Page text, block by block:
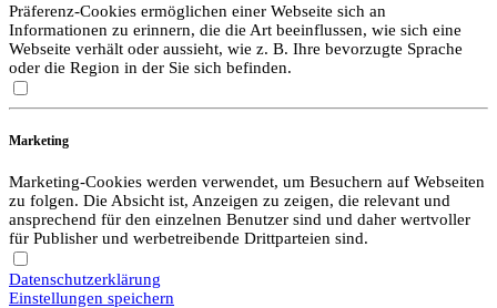
Präferenz-Cookies ermöglichen einer Webseite sich an
Informationen zu erinnern, die die Art beeinflussen, wie sich eine
Webseite verhält oder aussieht, wie z. B. Ihre bevorzugte Sprache
oder die Region in der Sie sich befinden.
Marketing
Marketing-Cookies werden verwendet, um Besuchern auf Webseiten
zu folgen. Die Absicht ist, Anzeigen zu zeigen, die relevant und
ansprechend für den einzelnen Benutzer sind und daher wertvoller
für Publisher und werbetreibende Drittparteien sind.
Datenschutzerklärung
Einstellungen speichern